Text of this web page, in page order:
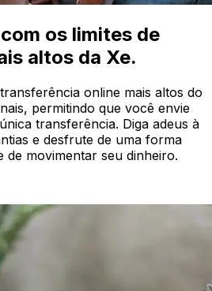
os limites de
altos da Xe.
online mais altos do
permitindo que você envie
transferência. Diga adeus à
e desfrute de uma forma
de movimentar seu dinheiro.